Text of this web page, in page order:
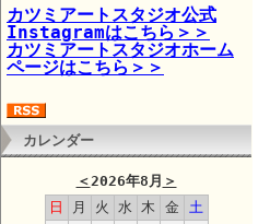
カツミアートスタジオ公式
Instagramはこちら＞＞
カツミアートスタジオホーム
ページはこちら＞＞
カレンダー
＜2026年8月 ＞
日
月 火 水 木 金
土